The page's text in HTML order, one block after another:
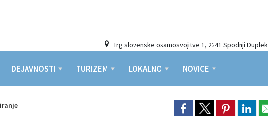
Trg slovenske osamosvojitve 1, 2241 Spodnji Duplek
DEJAVNOSTI TURIZEM LOKALNO NOVICE